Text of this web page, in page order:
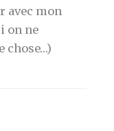
avec mon
on ne
chose…)